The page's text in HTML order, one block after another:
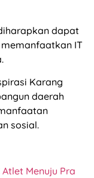
dapat
IT
Karang
daerah
sosial.
Menuju Pra